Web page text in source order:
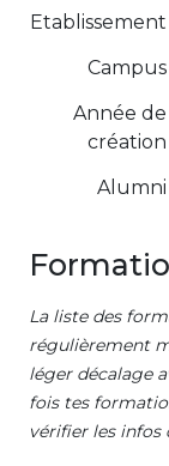
Etablissement
Campus
Année de
création
Alumni
La liste des
régulièrement
léger décalage
fois tes
vérifier les infos